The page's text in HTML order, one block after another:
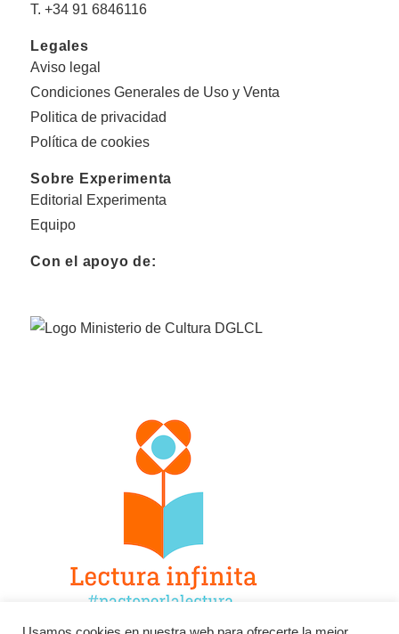
T. +34 91 6846116
Legales
Aviso legal
Condiciones Generales de Uso y Venta
Politica de privacidad
Política de cookies
Sobre Experimenta
Editorial Experimenta
Equipo
Con el apoyo de: